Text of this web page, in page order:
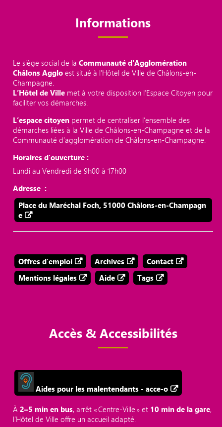
Informations
Le siège social de laCommunauté d'Agglomération
Châlons Aggloest situé à l'Hôtel de Ville de Châlons-en-
Champagne.
L’Hôtel de Ville met à votre disposition l’Espace Citoyen pour
faciliter vos démarches.
L’espace citoyen permet de centraliser l’ensemble des
démarches liées à la Ville de Châlons-en-Champagne et de la
Communauté d’agglomération de Châlons-en-Champagne.
Horaires d'ouverture :
Lundi au Vendredi de 9h00 à 17h00
Adresse :
Place du Maréchal Foch, 51000 Châlons-en-Champagn
e
Offres d'emploi Archives
Contact
Mentions légales
Aide Tags
Accès & Accessibilités
Aides pour les malentendants - acce-o
À2–5 min en bus, arrêt « Centre‑Ville » et 10 min de la gare,
l’Hôtel de Ville offre un accueil adapté.